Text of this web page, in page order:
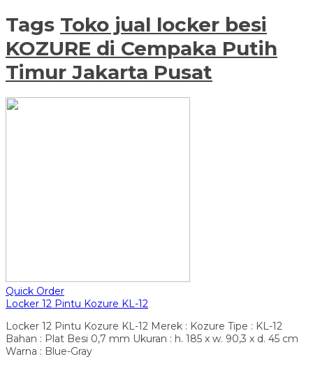
Tags Toko jual locker besi
KOZURE di Cempaka Putih
Timur Jakarta Pusat
Quick Order
Locker 12 Pintu Kozure KL-12
Locker 12 Pintu Kozure KL-12 Merek : Kozure Tipe : KL-12
Bahan : Plat Besi 0,7 mm Ukuran : h. 185 x w. 90,3 x d. 45 cm
Warna : Blue-Gray